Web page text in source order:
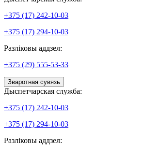
+375 (17) 242-10-03
+375 (17) 294-10-03
Разліковы аддзел:
+375 (29) 555-53-33
Зваротная сувязь
Дыспетчарская служба:
+375 (17) 242-10-03
+375 (17) 294-10-03
Разліковы аддзел: